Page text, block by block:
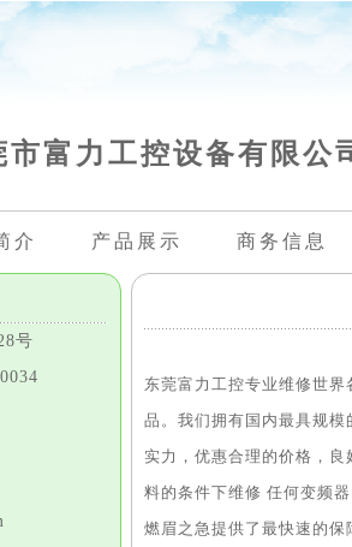
市富力工控设备有限公
介 产品展示 商务信息
号
东莞富力工控专业维修世
品。我们拥有国内最具规
实力，优惠合理的价格，
料的条件下维修 任何变频
燃眉之急提供了最快速的保